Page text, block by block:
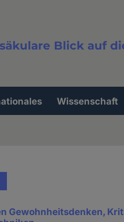
Blick auf
Wissenschaft
Gewohnheitsdenken,